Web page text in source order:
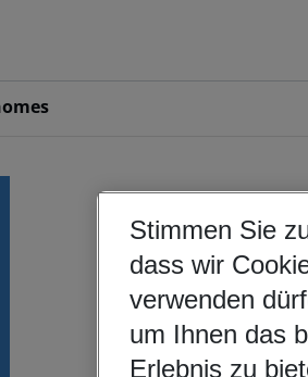
Stimmen Sie
dass wir
verwenden
um Ihnen das
Erlebnis zu